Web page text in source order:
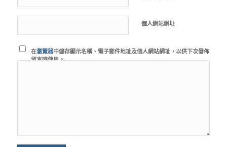
個人網站網址
在瀏覽器中儲存顯示名稱、電子郵件地址及個人網站網址，以供下次發佈
留言時使用。